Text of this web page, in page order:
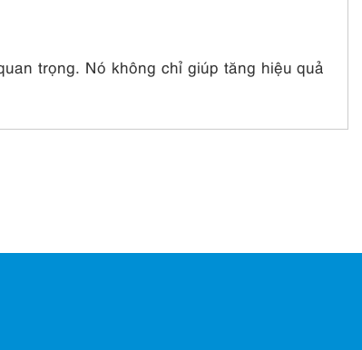
trọng. Nó không chỉ giúp tăng hiệu quả